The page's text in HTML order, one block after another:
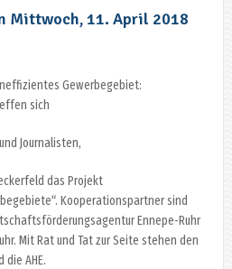
Mittwoch, 11. April 2018
Gewerbegebiet:
sich
Journalisten,
das Projekt
Kooperationspartner sind
Ennepe-Ruhr
Mit Rat und Tat zur Seite stehen den
die AHE.